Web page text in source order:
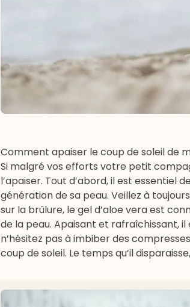
Comment apaiser le coup de soleil de
Si malgré vos efforts votre petit
l’apaiser. Tout d’abord, il est
génération de sa peau. Veillez à
sur la brûlure, le gel d’aloe vera est
de la peau. Apaisant et rafraîchissant, il
n’hésitez pas à imbiber des
coup de soleil. Le temps qu’il